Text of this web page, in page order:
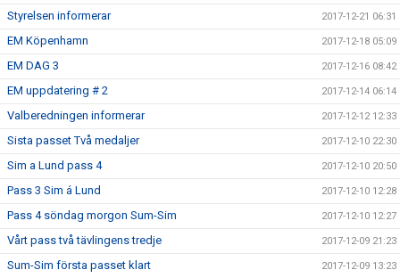
Styrelsen informerar 2017-12-21 06:31
EM Köpenhamn 2017-12-18 05:09
EM DAG 3 2017-12-16 08:42
EM uppdatering # 2 2017-12-14 06:14
Valberedningen informerar 2017-12-12 12:33
Sista passet Två medaljer 2017-12-10 22:30
Sim a Lund pass 4 2017-12-10 20:50
Pass 3 Sim á Lund 2017-12-10 12:28
Pass 4 söndag morgon Sum-Sim 2017-12-10 12:27
Vårt pass två tävlingens tredje 2017-12-09 21:23
Sum-Sim första passet klart 2017-12-09 13:23